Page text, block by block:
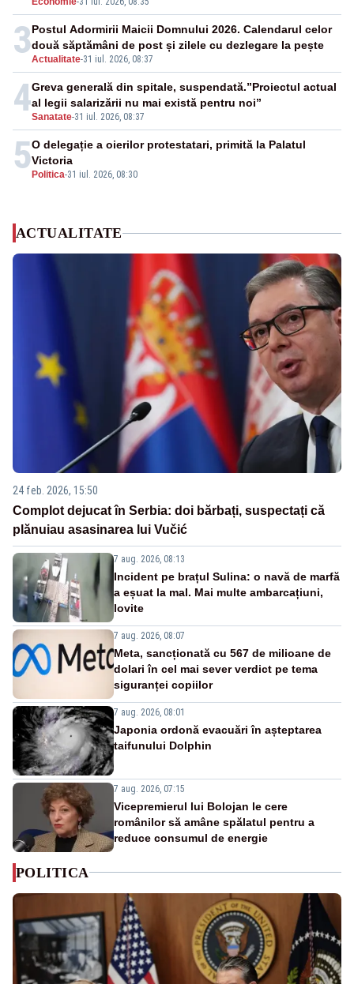
3Actualitate-31 iul. 2026, 08:37
Postul Adormirii Maicii Domnului 2026. Calendarul celor
două săptămâni de post și zilele cu dezlegare la pește
4Sanatate-31 iul. 2026, 08:37
Greva generală din spitale, suspendată.”Proiectul actual
al legii salarizării nu mai există pentru noi”
5 Politica-31 iul. 2026, 08:30
O delegație a oierilor protestatari, primită la Palatul
Victoria
ACTUALITATE
24 feb. 2026, 15:50
Complot dejucat în Serbia: doi bărbați, suspectați că
plănuiau asasinarea lui Vučić
7 aug. 2026, 08:13
Incident pe brațul Sulina: o navă de marfă
a eșuat la mal. Mai multe ambarcațiuni,
lovite
7 aug. 2026, 08:07
Meta, sancționată cu 567 de milioane de
dolari în cel mai sever verdict pe tema
siguranței copiilor
7 aug. 2026, 08:01
Japonia ordonă evacuări în așteptarea
taifunului Dolphin
7 aug. 2026, 07:15
Vicepremierul lui Bolojan le cere
românilor să amâne spălatul pentru a
reduce consumul de energie
POLITICA